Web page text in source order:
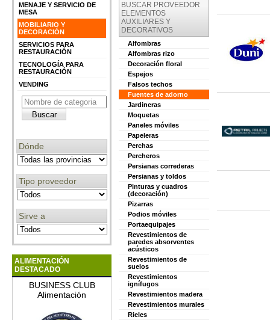
MENAJE Y SERVICIO DE
MESA
MOBILIARIO Y
DECORACIÓN
SERVICIOS PARA
RESTAURACIÓN
TECNOLOGÍA PARA
RESTAURACIÓN
VENDING
Dónde
Tipo proveedor
Sirve a
ALIMENTACIÓN
DESTACADO
BUSINESS CLUB
Alimentación
BUSCAR PROVEEDOR
ELEMENTOS
AUXILIARES Y
DECORATIVOS
Alfombras
Alfombras rizo
Decoración floral
Espejos
Falsos techos
Fuentes de adorno
Jardineras
Moquetas
Paneles móviles
Papeleras
Perchas
Percheros
Persianas correderas
Persianas y toldos
Pinturas y cuadros
(decoración)
Pizarras
Podios móviles
Portaequipajes
Revestimientos de
paredes absorventes
acústicos
Revestimientos de
suelos
Revestimientos
ignífugos
Revestimientos madera
Revestimientos murales
Rieles